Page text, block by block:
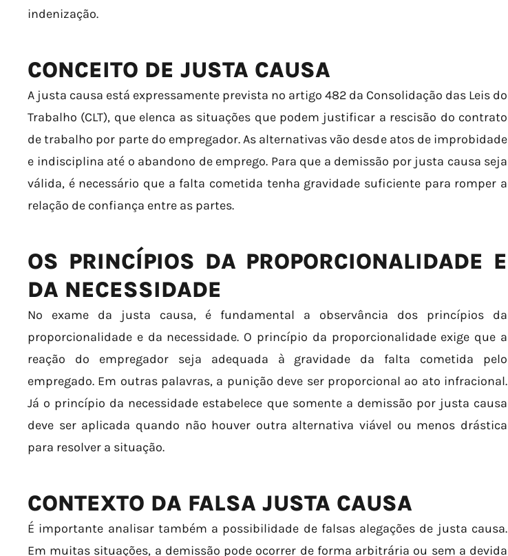
indenização.
CONCEITO DE JUSTA CAUSA
A justa causa está expressamente prevista no artigo 482 da Consolidação das Leis do
Trabalho (CLT), que elenca as situações que podem justificar a rescisão do contrato
de trabalho por parte do empregador. As alternativas vão desde atos de improbidade
e indisciplina até o abandono de emprego. Para que a demissão por justa causa seja
válida, é necessário que a falta cometida tenha gravidade suficiente para romper a
relação de confiança entre as partes.
OS PRINCÍPIOS DA PROPORCIONALIDADE E
DA NECESSIDADE
No exame da justa causa, é fundamental a observância dos princípios da
proporcionalidade e da necessidade. O princípio da proporcionalidade exige que a
reação do empregador seja adequada à gravidade da falta cometida pelo
empregado. Em outras palavras, a punição deve ser proporcional ao ato infracional.
Já o princípio da necessidade estabelece que somente a demissão por justa causa
deve ser aplicada quando não houver outra alternativa viável ou menos drástica
para resolver a situação.
CONTEXTO DA FALSA JUSTA CAUSA
É importante analisar também a possibilidade de falsas alegações de justa causa.
Em muitas situações, a demissão pode ocorrer de forma arbitrária ou sem a devida